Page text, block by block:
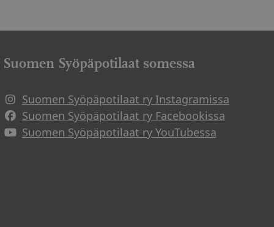
Suomen Syöpäpotilaat somessa
Suomen Syöpäpotilaat ry Instagramissa
Suomen Syöpäpotilaat ry Facebookissa
Suomen Syöpäpotilaat ry YouTubessa